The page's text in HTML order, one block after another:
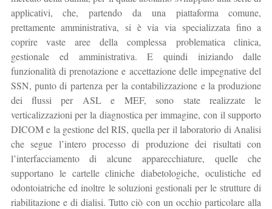
applicativi, che, partendo da una piattaforma comune,
prettamente amministrativa, si è via via specializzata fino a
coprire vaste aree della complessa problematica clinica,
gestionale ed amministrativa. E quindi iniziando dalle
funzionalità di prenotazione e accettazione delle impegnative del
SSN, punto di partenza per la contabilizzazione e la produzione
dei flussi per ASL e MEF, sono state realizzate le
verticalizzazioni per la diagnostica per immagine, con il supporto
DICOM e la gestione del RIS, quella per il laboratorio di Analisi
che segue l’intero processo di produzione dei risultati con
l’interfacciamento di alcune apparecchiature, quelle che
supportano le cartelle cliniche diabetologiche, oculistiche ed
odontoiatriche ed inoltre le soluzioni gestionali per le strutture di
riabilitazione e di dialisi. Tutto ciò con un occhio particolare alla